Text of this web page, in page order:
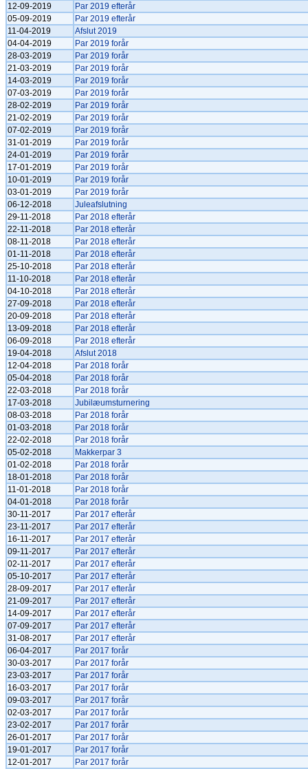
12-09-2019
Par 2019 efterår
05-09-2019
Par 2019 efterår
11-04-2019
Afslut 2019
04-04-2019
Par 2019 forår
28-03-2019
Par 2019 forår
21-03-2019
Par 2019 forår
14-03-2019
Par 2019 forår
07-03-2019
Par 2019 forår
28-02-2019
Par 2019 forår
21-02-2019
Par 2019 forår
07-02-2019
Par 2019 forår
31-01-2019
Par 2019 forår
24-01-2019
Par 2019 forår
17-01-2019
Par 2019 forår
10-01-2019
Par 2019 forår
03-01-2019
Par 2019 forår
06-12-2018
Juleafslutning
29-11-2018
Par 2018 efterår
22-11-2018
Par 2018 efterår
08-11-2018
Par 2018 efterår
01-11-2018
Par 2018 efterår
25-10-2018
Par 2018 efterår
11-10-2018
Par 2018 efterår
04-10-2018
Par 2018 efterår
27-09-2018
Par 2018 efterår
20-09-2018
Par 2018 efterår
13-09-2018
Par 2018 efterår
06-09-2018
Par 2018 efterår
19-04-2018
Afslut 2018
12-04-2018
Par 2018 forår
05-04-2018
Par 2018 forår
22-03-2018
Par 2018 forår
17-03-2018
Jubilæumsturnering
08-03-2018
Par 2018 forår
01-03-2018
Par 2018 forår
22-02-2018
Par 2018 forår
05-02-2018
Makkerpar 3
01-02-2018
Par 2018 forår
18-01-2018
Par 2018 forår
11-01-2018
Par 2018 forår
04-01-2018
Par 2018 forår
30-11-2017
Par 2017 efterår
23-11-2017
Par 2017 efterår
16-11-2017
Par 2017 efterår
09-11-2017
Par 2017 efterår
02-11-2017
Par 2017 efterår
05-10-2017
Par 2017 efterår
28-09-2017
Par 2017 efterår
21-09-2017
Par 2017 efterår
14-09-2017
Par 2017 efterår
07-09-2017
Par 2017 efterår
31-08-2017
Par 2017 efterår
06-04-2017
Par 2017 forår
30-03-2017
Par 2017 forår
23-03-2017
Par 2017 forår
16-03-2017
Par 2017 forår
09-03-2017
Par 2017 forår
02-03-2017
Par 2017 forår
23-02-2017
Par 2017 forår
26-01-2017
Par 2017 forår
19-01-2017
Par 2017 forår
12-01-2017
Par 2017 forår